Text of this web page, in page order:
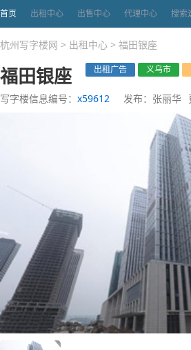
首页 出租中心 出售中心 代理中心 搜索
杭州写字楼网 > 出租中心 > 福田银座
福田银座 出租广告 义乌市
写字楼信息编号： x59612 发布：张丽华